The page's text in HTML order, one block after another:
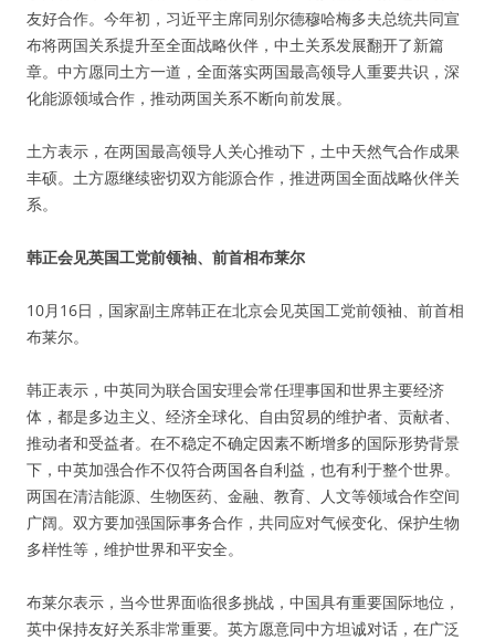
友好合作。今年初，习近平主席同别尔德穆哈梅多夫总统共同宣
布将两国关系提升至全面战略伙伴，中土关系发展翻开了新篇
章。中方愿同土方一道，全面落实两国最高领导人重要共识，深
化能源领域合作，推动两国关系不断向前发展。
土方表示，在两国最高领导人关心推动下，土中天然气合作成果
丰硕。土方愿继续密切双方能源合作，推进两国全面战略伙伴关
系。
韩正会见英国工党前领袖、前首相布莱尔
10月16日，国家副主席韩正在北京会见英国工党前领袖、前首相
布莱尔。
韩正表示，中英同为联合国安理会常任理事国和世界主要经济
体，都是多边主义、经济全球化、自由贸易的维护者、贡献者、
推动者和受益者。在不稳定不确定因素不断增多的国际形势背景
下，中英加强合作不仅符合两国各自利益，也有利于整个世界。
两国在清洁能源、生物医药、金融、教育、人文等领域合作空间
广阔。双方要加强国际事务合作，共同应对气候变化、保护生物
多样性等，维护世界和平安全。
布莱尔表示，当今世界面临很多挑战，中国具有重要国际地位，
英中保持友好关系非常重要。英方愿意同中方坦诚对话，在广泛